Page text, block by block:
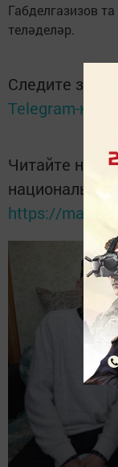
Габделгазизов
теләделәр.
Следите за
Telegram-
Читайте
https://